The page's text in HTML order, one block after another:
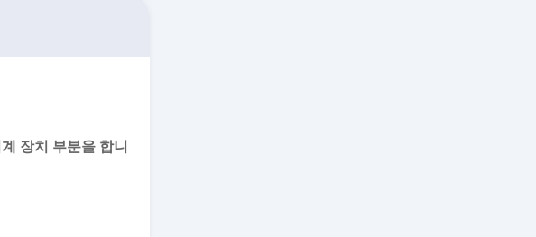
장치 부분을 합니